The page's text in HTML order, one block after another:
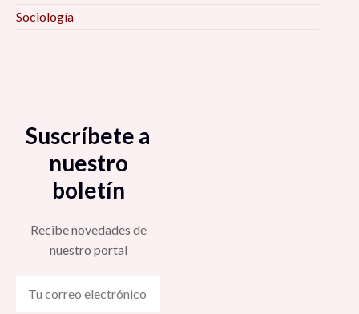
Sociología
Suscríbete a
nuestro
boletín
Recibe novedades de
nuestro portal